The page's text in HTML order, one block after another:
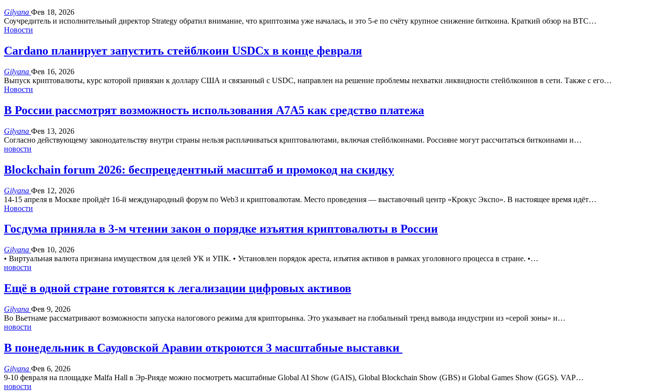
Gilyana Фев 18, 2026
Соучредитель и исполнительный директор Strategy обратил внимание, что криптозима уже началась, и это 5-е по счёту крупное снижение биткоина. Краткий обзор на BTC…
Новости
Cardano планирует запустить стейблкоин USDCx в конце февраля
Gilyana Фев 16, 2026
Выпуск криптовалюты, курс которой привязан к доллару США и связанный с USDC, направлен на решение проблемы нехватки ликвидности стейблкоинов в сети. Также с его…
Новости
В России рассмотрят возможность использования А7А5 как средство платежа
Gilyana Фев 13, 2026
Согласно действующему законодательству внутри страны нельзя расплачиваться криптовалютами, включая стейблкоинами. Россияне могут рассчитаться биткоинами и…
новости
Blockchain forum 2026: беспрецедентный масштаб и промокод на скидку
Gilyana Фев 12, 2026
14-15 апреля в Москве пройдёт 16-й международный форум по Web3 и криптовалютам. Место проведения — выставочный центр «Крокус Экспо». В настоящее время идёт…
Новости
Госдума приняла в 3-м чтении закон о порядке изъятия криптовалюты в России
Gilyana Фев 10, 2026
• Виртуальная валюта признана имуществом для целей УК и УПК. • Установлен порядок ареста, изъятия активов в рамках уголовного процесса в стране. •…
новости
Ещё в одной стране готовятся к легализации цифровых активов
Gilyana Фев 9, 2026
Во Вьетнаме рассматривают возможности запуска налогового режима для крипторынка. Это указывает на глобальный тренд вывода индустрии из «серой зоны» и…
новости
В понедельник в Саудовской Аравии откроются 3 масштабные выставки
Gilyana Фев 6, 2026
9-10 февраля на площадке Malfa Hall в Эр-Рияде можно посмотреть масштабные Global AI Show (GAIS), Global Blockchain Show (GBS) и Global Games Show (GGS). VAP…
новости